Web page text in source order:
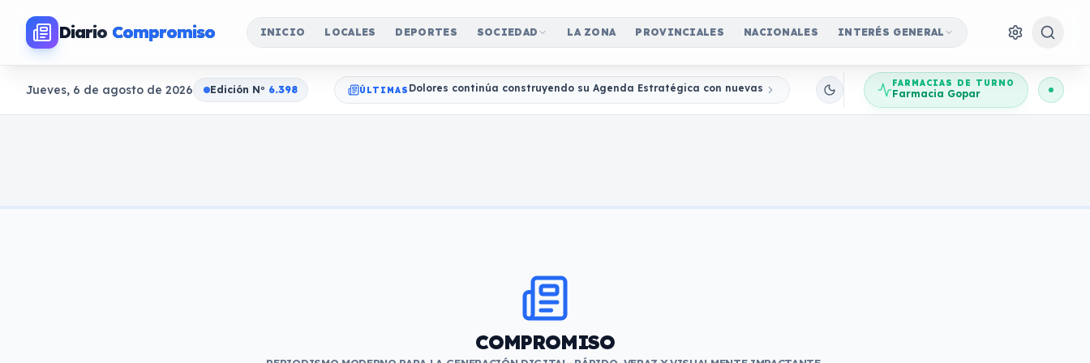
Diario Compromiso INICIO LOCALES DEPORTES SOCIEDAD LA ZONA PROVINCIALES NACIONALES INTERÉS GENERAL
Jueves, 6 de agosto de 2026 Edición No 6.398 ÚLTIMAS Dolores continúa construyendo su Agenda Estratégica con nuevas Jornadas ParticipativasFARMACIAS DE TURNO
Farmacia Gopar
COMPROMISO